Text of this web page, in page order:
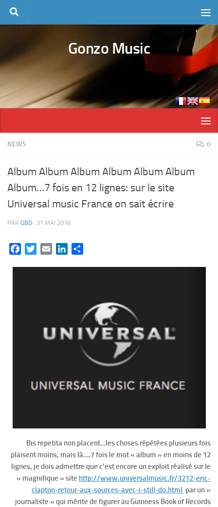
Skip to content
Gonzo Music
NEWS 0
Album Album Album Album Album Album
Album…7 fois en 12 lignes: sur le site
Universal music France on sait écrire
PAR GBD · 31 MAI 2016
FacebookTwitterEmail LinkedIn
Bis repetita non placent…les choses répétées plusieurs fois
plaisent moins, mais là….7 fois le mot « album » en moins de 12
lignes, je dois admettre que c’est encore un exploit réalisé sur le
« magnifique » site http://www.universalmusic.fr/3212-eric-
clapton-retour-aux-sources-avec-i-still-do.html
par un »
journaliste » qui mérite de figurer au Guinness Book of Records